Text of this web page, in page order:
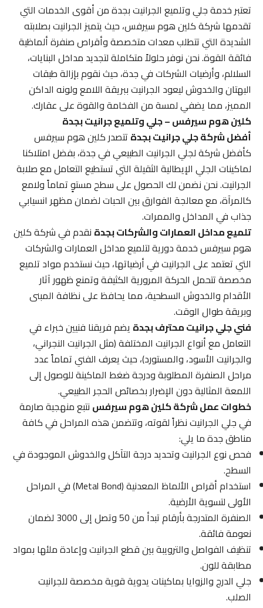
تعتبر خدمة جلي وتلميع الجرانيت بجدة من أقوى الخدمات التي
تقدمها شركة كلين هوم سيرفس، حيث يتميز الجرانيت بصلابته
الشديدة التي تتطلب معدات متخصصة وأقراص صنفرة ألماظية
فائقة القوة. نحن نوفر حلولاً متكاملة لتجديد مداخل البنايات،
السلالم، وأرضيات الشركات في جدة، حيث نقوم بإزالة طبقات
البهتان والخدوش ليعود الجرانيت ببريقة اللامع ولونه الداكن
المميز، مما يضفي لمسة من الفخامة والقوة على عقارك.
كلين هوم سيرفس – جلي وتلميع جرانيت بجدة
أفضل شركة جلي جرانيت بجدةتتصدر كلين هوم سيرفس
كأفضل شركة لجلي الجرانيت الطبيعي في جدة، بفضل امتلاكنا
لماكينات الجلي الإيطالية الثقيلة التي تستطيع التعامل مع صلابة
الجرانيت. نحن نضمن لك الحصول على سطح مستوٍ تماماً ولامع
كالمرآة، مع معالجة الفوارق بين الحبات لضمان مظهر انسيابي
جذاب في المداخل والممرات.
تلميع مداخل العمارات والشركات بجدةنقدم في شركة كلين
هوم سيرفس خدمة دورية لتلميع مداخل العمارات والشركات
التي تعتمد على الجرانيت في أرضياتها، حيث نستخدم مواد تلميع
مخصصة تتحمل الحركة المرورية الكثيفة وتمنع ظهور آثار
الأقدام والخدوش السطحية، مما يحافظ على نظافة المبنى
وبريقة طوال الوقت.
فني جلي جرانيت محترف بجدةيضم فريقنا فنيين خبراء في
التعامل مع أنواع الجرانيت المختلفة (مثل الجرانيت النجراني،
والجرانيت الأسود، والمستورد)، حيث يعرف الفني تماماً عدد
مراحل الصنفرة المطلوبة ودرجة ضغط الماكينة للوصول إلى
اللمعة المثالية دون الإضرار بخصائص الحجر الطبيعي.
خطوات عمل شركة كلين هوم سيرفسنتبع منهجية صارمة
في جلي الجرانيت نظراً لقوته، وتتضمن هذه المراحل في كافة
مناطق جدة ما يلي:
فحص نوع الجرانيت وتحديد درجة التآكل والخدوش الموجودة في
السطح.
استخدام أقراص الألماظ المعدنية (Metal Bond) في المراحل
الأولى لتسوية الأرضية.
الصنفرة المتدرجة بأرقام تبدأ من 50 وتصل إلى 3000 لضمان
نعومة فائقة.
تنظيف الفواصل والترويبة بين قطع الجرانيت وإعادة ملئها بمواد
مطابقة للون.
جلي الدرج والزوايا بماكينات يدوية قوية مخصصة للجرانيت
الصلب.